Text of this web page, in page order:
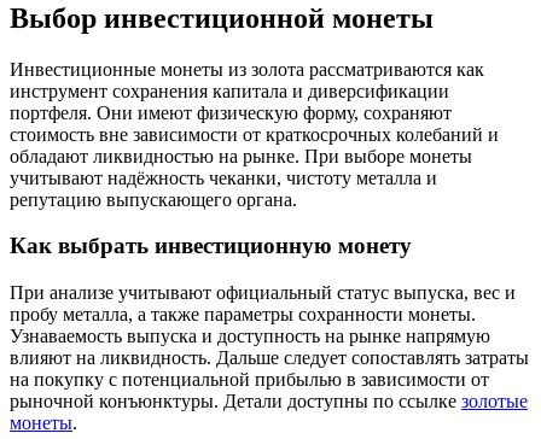
Выбор инвестиционной монеты
Инвестиционные монеты из золота рассматриваются как
инструмент сохранения капитала и диверсификации
портфеля. Они имеют физическую форму, сохраняют
стоимость вне зависимости от краткосрочных колебаний и
обладают ликвидностью на рынке. При выборе монеты
учитывают надёжность чеканки, чистоту металла и
репутацию выпускающего органа.
Как выбрать инвестиционную монету
При анализе учитывают официальный статус выпуска, вес и
пробу металла, а также параметры сохранности монеты.
Узнаваемость выпуска и доступность на рынке напрямую
влияют на ликвидность. Дальше следует сопоставлять затраты
на покупку с потенциальной прибылью в зависимости от
рыночной конъюнктуры. Детали доступны по ссылке золотые
монеты.